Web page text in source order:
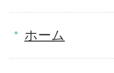
ホーム